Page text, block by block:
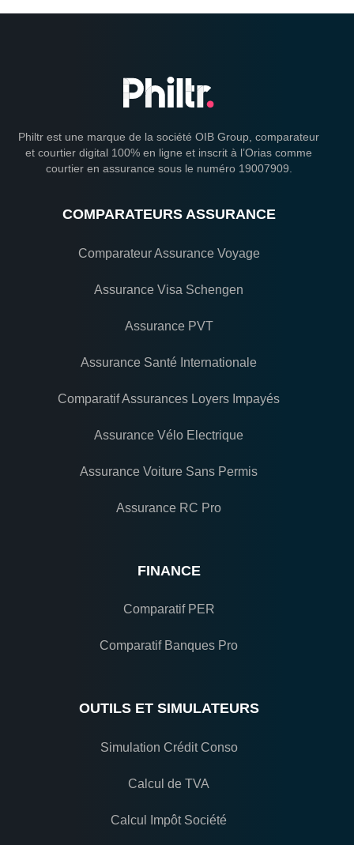
Philtr est une marque de la société OIB Group, comparateur
et courtier digital 100% en ligne et inscrit à l’Orias comme
courtier en assurance sous le numéro 19007909.
COMPARATEURS ASSURANCE
Comparateur Assurance Voyage
Assurance Visa Schengen
Assurance PVT
Assurance Santé Internationale
Comparatif Assurances Loyers Impayés
Assurance Vélo Electrique
Assurance Voiture Sans Permis
Assurance RC Pro
FINANCE
Comparatif PER
Comparatif Banques Pro
OUTILS ET SIMULATEURS
Simulation Crédit Conso
Calcul de TVA
Calcul Impôt Société